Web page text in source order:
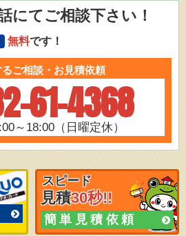
にてご相談下さい！
無料です！
ご相談・お見積依頼
61-4368
～18:00（日曜定休）
スピード
見積30秒!!
簡単見積依頼